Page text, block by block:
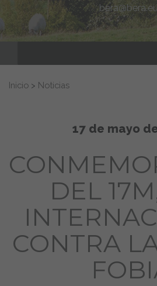
Buscar:
Inicio > Noticias
17 de mayo
DEL
CONTRA